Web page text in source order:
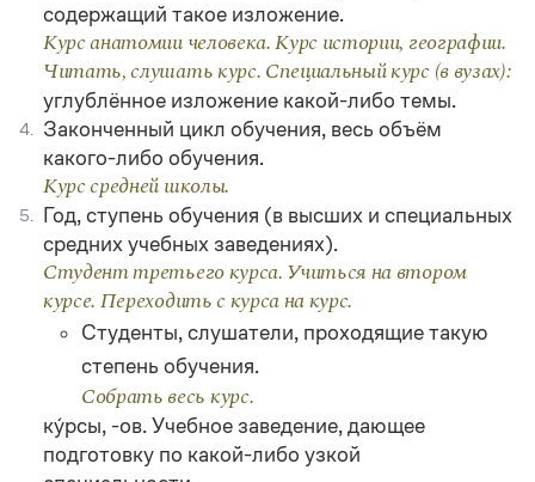
Новости и события
Статьи
Монологи
Интервью
Лекции и подкасты
Учебник Грамоты
Правила русского языка: от азов до тонкостей
Интерактивные упражнения: от простого к сложному
Скороговорки
Издательство
содержащий такое изложение.
Курс анатомии человека. Курс истории, географии.
Читать, слушать курс. Специальный курс (в вузах):
углублённое изложение какой-либо темы.
4.
Законченный цикл обучения, весь объём
какого-либо обучения.
Курс средней школы.
5.
Год, ступень обучения (в высших и специальных
средних учебных заведениях).
Студент третьего курса. Учиться на втором
курсе. Переходить с курса на курс.
Студенты, слушатели, проходящие такую
степень обучения.
Собрать весь курс.
ку́рсы, -ов. Учебное заведение, дающее
подготовку по какой-либо узкой